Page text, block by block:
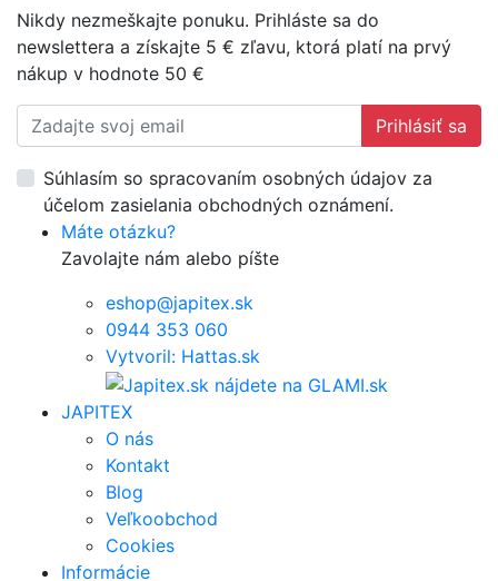
Nikdy nezmeškajte ponuku. Prihláste sa do
newslettera a získajte 5 € zľavu, ktorá platí na prvý
nákup v hodnote 50 €
Prihlásiť sa
Súhlasím so spracovaním osobných údajov za
účelom zasielania obchodných oznámení.
Máte otázku?
Zavolajte nám alebo píšte
eshop@japitex.sk
0944 353 060
Vytvoril: Hattas.sk
JAPITEX
O nás
Kontakt
Blog
Veľkoobchod
Cookies
Informácie